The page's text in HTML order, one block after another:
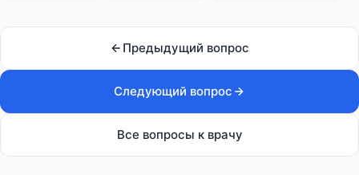
Предыдущий вопрос
Следующий вопрос
Все вопросы к врачу